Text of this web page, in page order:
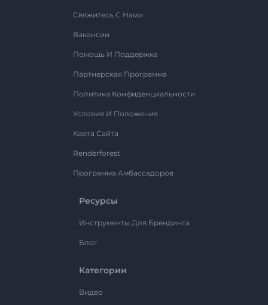
Свяжитесь С Нами
Вакансии
Помощь И Поддержка
Партнерская Программа
Политика Конфиденциальности
Условия И Положения
Карта Сайта
Renderforest
Программа Амбассадоров
Ресурсы
Инструменты Для Брендинга
Блог
Категории
Видео